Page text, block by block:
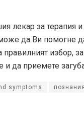
лекар за терапия
да Ви помогне
правилният избор,
и да приемете
symptoms